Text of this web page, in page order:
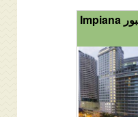
فندق امبيانا كوالالمبور Impiana